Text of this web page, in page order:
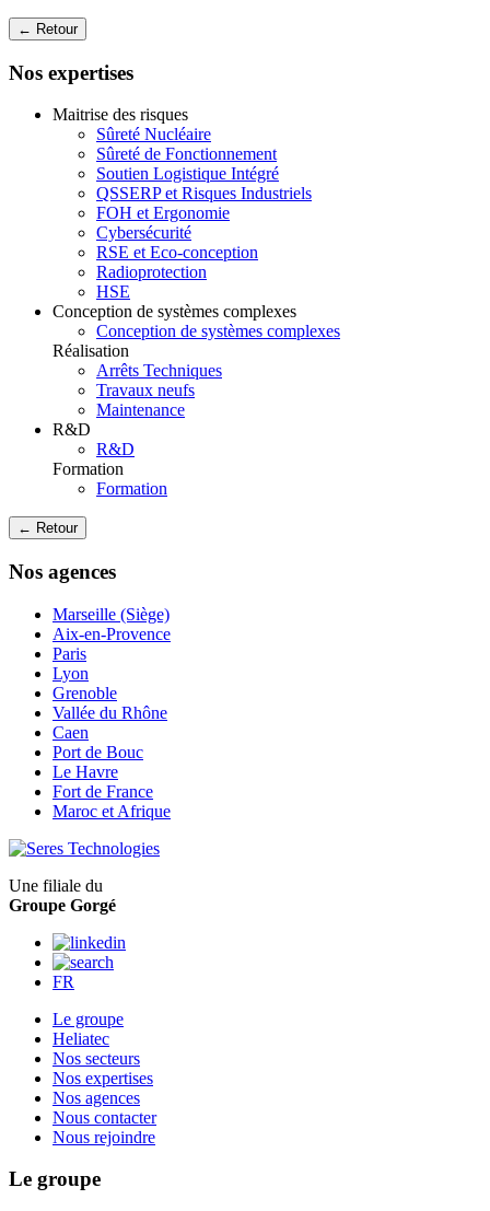
← Retour
Nos expertises
Maitrise des risques
Sûreté Nucléaire
Sûreté de Fonctionnement
Soutien Logistique Intégré
QSSERP et Risques Industriels
FOH et Ergonomie
Cybersécurité
RSE et Eco-conception
Radioprotection
HSE
Conception de systèmes complexes
Conception de systèmes complexes
Réalisation
Arrêts Techniques
Travaux neufs
Maintenance
R&D
R&D
Formation
Formation
← Retour
Nos agences
Marseille (Siège)
Aix-en-Provence
Paris
Lyon
Grenoble
Vallée du Rhône
Caen
Port de Bouc
Le Havre
Fort de France
Maroc et Afrique
Une filiale du
Groupe Gorgé
FR
Le groupe
Heliatec
Nos secteurs
Nos expertises
Nos agences
Nous contacter
Nous rejoindre
Le groupe